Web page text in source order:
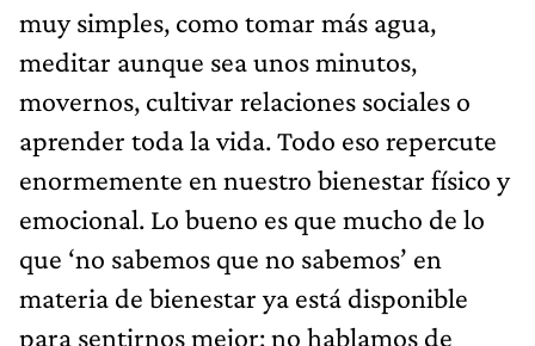
muy simples, como tomar más agua,
meditar aunque sea unos minutos,
movernos, cultivar relaciones sociales o
aprender toda la vida. Todo eso repercute
enormemente en nuestro bienestar físico y
emocional. Lo bueno es que mucho de lo
que ‘no sabemos que no sabemos’ en
materia de bienestar ya está disponible
para sentirnos mejor: no hablamos de